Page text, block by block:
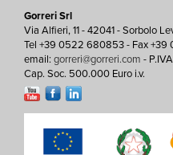
Gorreri Srl
Via Alfieri, 11 - 42041 - Sorbolo
Tel +39 0522 680853 - Fax
email: gorreri@gorreri.com -
Cap. Soc. 500.000 Euro i.v.